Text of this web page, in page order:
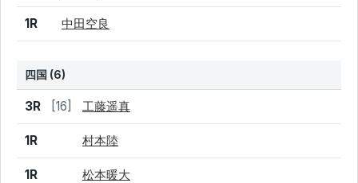
1R 中田空良
四国 (6)
結果 シード 選手名
3R [16] 工藤遥真
1R 村本陸
1R 松本暖大